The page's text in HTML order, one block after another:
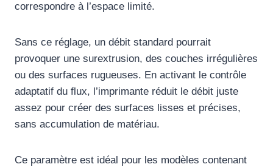
correspondre à l’espace limité.
Sans ce réglage, un débit standard pourrait
provoquer une surextrusion, des couches irrégulières
ou des surfaces rugueuses. En activant le contrôle
adaptatif du flux, l’imprimante réduit le débit juste
assez pour créer des surfaces lisses et précises,
sans accumulation de matériau.
Ce paramètre est idéal pour les modèles contenant